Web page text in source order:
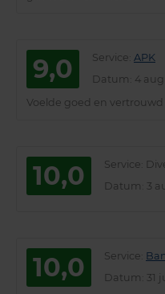
9,0 Service APK
Datum : 4
Voelde goed en vertrouwd
10,0 Service :
Datum : 3
10,0 Service
Datum : 31